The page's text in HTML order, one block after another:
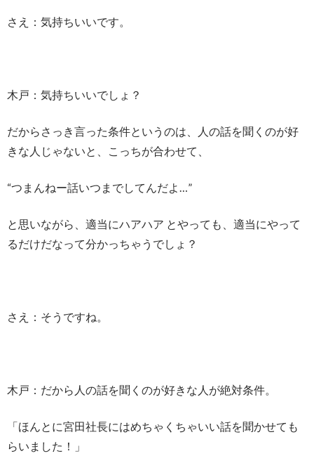
さえ：気持ちいいです。
木戸：気持ちいいでしょ？
だからさっき言った条件というのは、人の話を聞くのが好
きな人じゃないと、こっちが合わせて、
“つまんねー話いつまでしてんだよ…”
と思いながら、適当にハアハア とやっても、適当にやって
るだけだなって分かっちゃうでしょ？
さえ：そうですね。
木戸：だから人の話を聞くのが好きな人が絶対条件。
「ほんとに宮田社長にはめちゃくちゃいい話を聞かせても
らいました！」